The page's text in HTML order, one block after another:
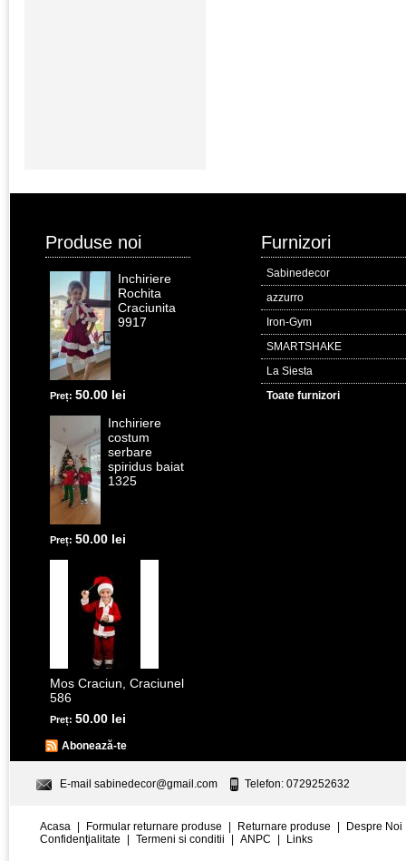
Produse noi
Inchiriere
Rochita
Craciunita
9917
Preț: 50.00 lei
Inchiriere
costum
serbare
spiridus baiat
1325
Preț: 50.00 lei
Mos Craciun, Craciunel
586
Preț: 50.00 lei
Abonează-te
Furnizori
Sabinedecor
azzurro
Iron-Gym
SMARTSHAKE
La Siesta
Toate furnizori
E-mail sabinedecor@gmail.com Telefon: 0729252632
Acasa Formular returnare produse Returnare produse
Despre Noi
Confidenţialitate
Termeni si conditii ANPC Links